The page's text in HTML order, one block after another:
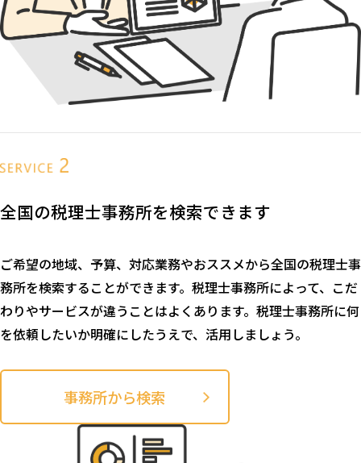
全国の税理士事務所を検索できます
ご希望の地域、予算、対応業務やおススメから全国の税理士事
務所を検索することができます。税理士事務所によって、こだ
わりやサービスが違うことはよくあります。税理士事務所に何
を依頼したいか明確にしたうえで、活用しましょう。
事務所から検索